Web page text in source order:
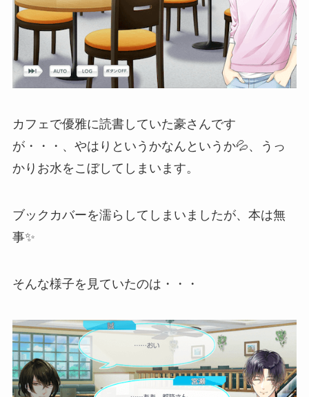
カフェで優雅に読書していた豪さんです
が・・・、やはりというかなんというか💦、うっ
かりお水をこぼしてしまいます。
ブックカバーを濡らしてしまいましたが、本は無
事✨
そんな様子を見ていたのは・・・